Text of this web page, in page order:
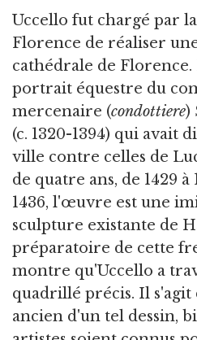
Uccello fut chargé par
Florence de réaliser
cathédrale de
portrait équestre du
mercenaire (condottiere)
(c. 1320-1394) qui avait
ville contre celles de
de quatre ans, de 1429 à
1436, l'œuvre est une
sculpture existante de
préparatoire de cette
montre qu'Uccello a
quadrillé précis. Il s'agit
ancien d'un tel dessin,